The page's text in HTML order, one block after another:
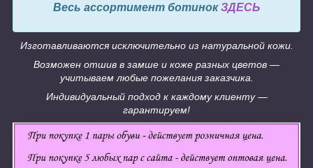
Весь ассортимент ботинокЗДЕСЬ
Изготавливаются исключительно из натуральной кожи.
Возможен отшив в замше и коже разных цветов ―
учитываем любые пожелания заказчика.
Индивидуальный подход к каждому клиенту ―
гарантируем!